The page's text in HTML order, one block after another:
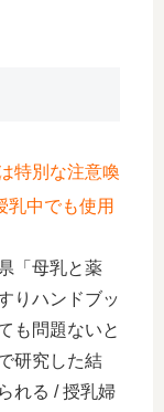
特別な注意喚
乳中でも使用
「母乳と薬
りハンドブッ
も問題ないと
研究した結
れる / 授乳婦